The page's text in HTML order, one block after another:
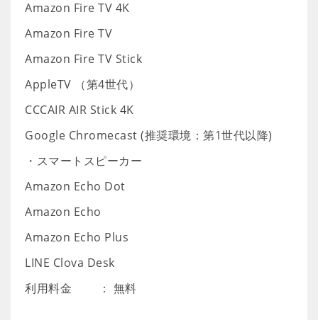
Amazon Fire TV 4K
Amazon Fire TV
Amazon Fire TV Stick
AppleTV （第4世代）
CCCAIR AIR Stick 4K
Google Chromecast (推奨環境：第1世代以降)
・スマートスピーカー
Amazon Echo Dot
Amazon Echo
Amazon Echo Plus
LINE Clova Desk
利用料金 ： 無料